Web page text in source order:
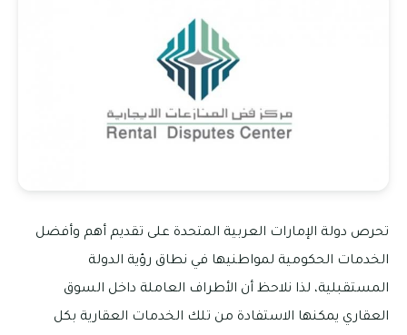
تحرص دولة الإمارات العربية المتحدة على تقديم أهم وأفضل
الخدمات الحكومية لمواطنيها في نطاق رؤية الدولة
المستقبلية، لذا نلاحظ أن الأطراف العاملة داخل السوق
العقاري يمكنها الاستفادة من تلك الخدمات العقارية بكل